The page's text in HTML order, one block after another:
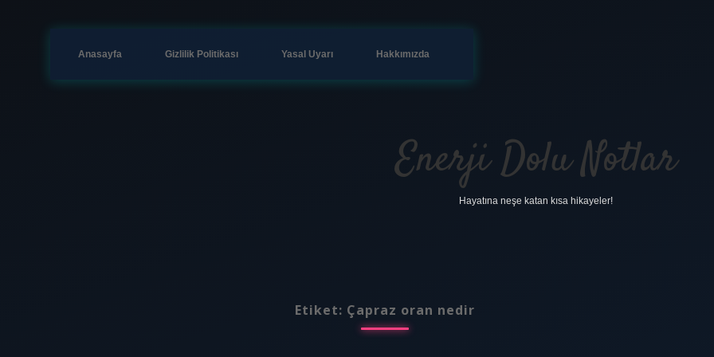
Anasayfa Gizlilik Politikası Yasal Uyarı Hakkımızda
Enerji Dolu Notlar
Hayatına neşe katan kısa hikayeler!
Etiket: Çapraz oran nedir